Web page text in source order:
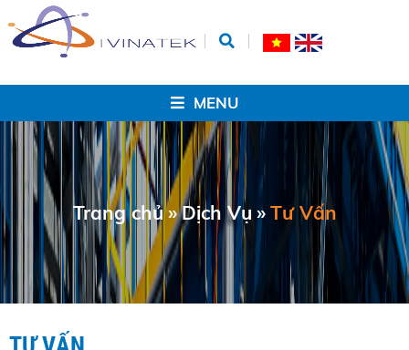
MENU
Trang chủ»Dịch Vụ » Tư Vấn